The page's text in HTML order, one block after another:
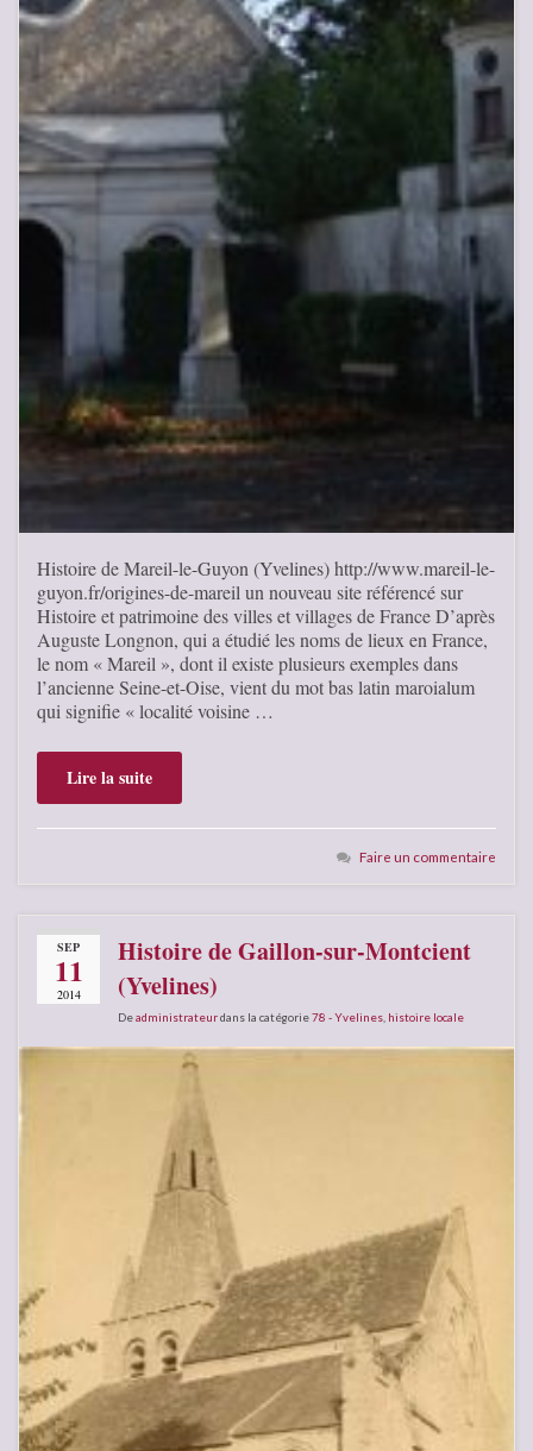
Histoire de Mareil-le-Guyon (Yvelines) http://www.mareil-le-
guyon.fr/origines-de-mareil un nouveau site référencé sur
Histoire et patrimoine des villes et villages de France D’après
Auguste Longnon, qui a étudié les noms de lieux en France,
le nom « Mareil », dont il existe plusieurs exemples dans
l’ancienne Seine-et-Oise, vient du mot bas latin maroialum
qui signifie « localité voisine …
Lire la suite
Faire un commentaire
SEP
11
2014
Histoire de Gaillon-sur-Montcient
(Yvelines)
Deadministrateurdans la catégorie78 - Yvelines histoire locale